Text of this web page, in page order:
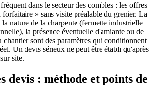
dans le secteur des combles : les offres
» sans visite préalable du grenier. La
la nature de la charpente (fermette industrielle
la présence éventuelle d'amiante ou de
chantier sont des paramètres qui conditionnent
Un devis sérieux ne peut être établi qu'après
site.
devis : méthode et points de